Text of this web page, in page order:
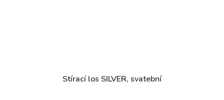
Stírací los SILVER, svatební